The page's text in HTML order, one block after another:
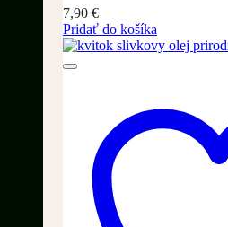
7,90 €
Pridať do košíka